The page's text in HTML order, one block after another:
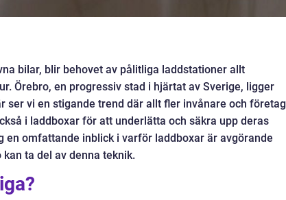
bilar, blir behovet av pålitliga laddstationer allt
Örebro, en progressiv stad i hjärtat av Sverige, ligger
ser vi en stigande trend där allt fler invånare och företag
i laddboxar för att underlätta och säkra upp deras
en omfattande inblick i varför laddboxar är avgörande
ta del av denna teknik.